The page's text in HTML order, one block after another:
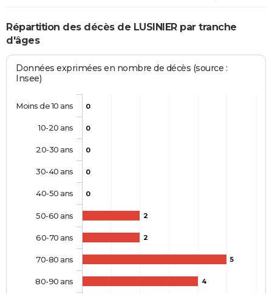
Répartition des décès de LUSINIER par tranche
d'âges
Données exprimées en nombre de décès (source :
Insee)
0
0
0
0
0
2
2
5
4
Moins de 10 ans
10-20 ans
20-30 ans
30-40 ans
40-50 ans
50-60 ans
60-70 ans
70-80 ans
80-90 ans